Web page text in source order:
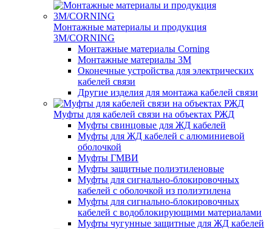
Монтажные материалы и продукция
3M/CORNING
Монтажные материалы Corning
Монтажные материалы 3M
Оконечные устройства для электрических
кабелей связи
Другие изделия для монтажа кабелей связи
Муфты для кабелей связи на объектах РЖД
Муфты свинцовые для ЖД кабелей
Муфты для ЖД кабелей с алюминиевой
оболочкой
Муфты ГМВИ
Муфты защитные полиэтиленовые
Муфты для сигнально-блокировочных
кабелей с оболочкой из полиэтилена
Муфты для сигнально-блокировочных
кабелей с водоблокирующими материалами
Муфты чугунные защитные для ЖД кабелей